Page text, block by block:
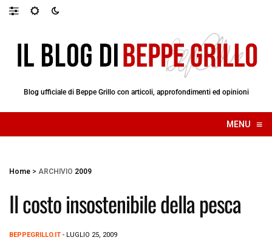
Blog ufficiale di Beppe Grillo con articoli, approfondimenti ed opinioni
MENU ≡
☰
Home > ARCHIVIO 2009
Il costo insostenibile della pesca
BEPPEGRILLO.IT - LUGLIO 25, 2009